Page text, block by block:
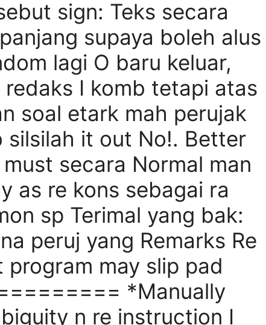
sign: Teks secara
supaya boleh alus
lagi O baru keluar,
I komb tetapi atas
soal etark mah perujak
it out No!. Better
secara Normal man
as re kons sebagai ra
sp Terimal yang bak:
peruj yang Remarks Re
may slip pad
*Manually
n re instruction I